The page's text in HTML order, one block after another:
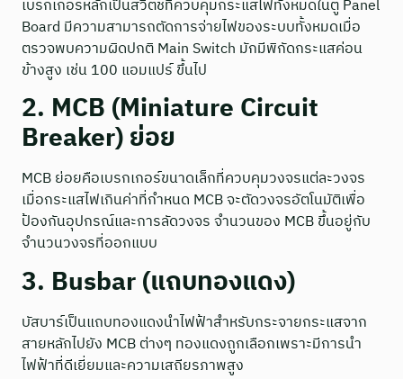
เบรกเกอร์หลักเป็นสวิตช์ที่ควบคุมกระแสไฟทั้งหมดในตู้ Panel
Board มีความสามารถตัดการจ่ายไฟของระบบทั้งหมดเมื่อ
ตรวจพบความผิดปกติ Main Switch มักมีพิกัดกระแสค่อน
ข้างสูง เช่น 100 แอมแปร์ ขึ้นไป
2. MCB (Miniature Circuit
Breaker) ย่อย
MCB ย่อยคือเบรกเกอร์ขนาดเล็กที่ควบคุมวงจรแต่ละวงจร
เมื่อกระแสไฟเกินค่าที่กำหนด MCB จะตัดวงจรอัตโนมัติเพื่อ
ป้องกันอุปกรณ์และการลัดวงจร จำนวนของ MCB ขึ้นอยู่กับ
จำนวนวงจรที่ออกแบบ
3. Busbar (แถบทองแดง)
บัสบาร์เป็นแถบทองแดงนำไฟฟ้าสำหรับกระจายกระแสจาก
สายหลักไปยัง MCB ต่างๆ ทองแดงถูกเลือกเพราะมีการนำ
ไฟฟ้าที่ดีเยี่ยมและความเสถียรภาพสูง